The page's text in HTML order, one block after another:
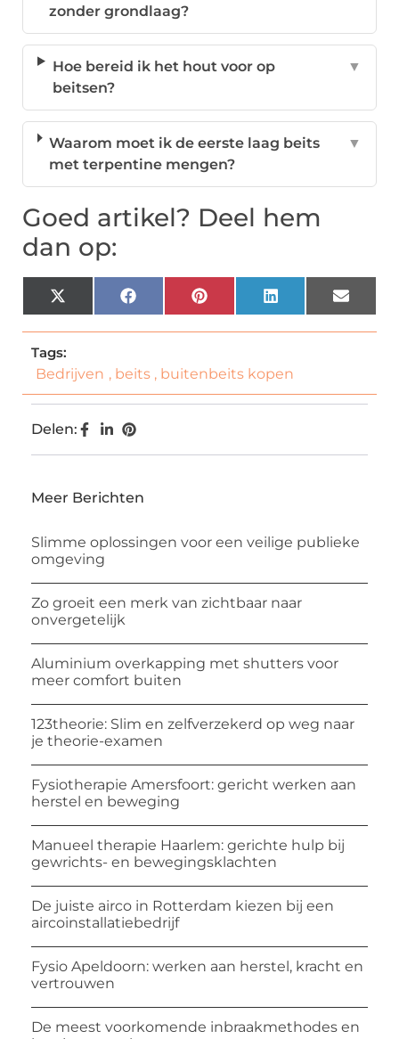
zonder grondlaag?
Hoe bereid ik het hout voor op
beitsen?
▼
Waarom moet ik de eerste laag beits
met terpentine mengen?
▼
Goed artikel? Deel hem
dan op:
X
(Twitter)
FacebookPinterestLinkedIn Email
Tags:
Bedrijven , beits , buitenbeits kopen
Delen:
Meer Berichten
Slimme oplossingen voor een veilige publieke
omgeving
Zo groeit een merk van zichtbaar naar
onvergetelijk
Aluminium overkapping met shutters voor
meer comfort buiten
123theorie: Slim en zelfverzekerd op weg naar
je theorie-examen
Fysiotherapie Amersfoort: gericht werken aan
herstel en beweging
Manueel therapie Haarlem: gerichte hulp bij
gewrichts- en bewegingsklachten
De juiste airco in Rotterdam kiezen bij een
aircoinstallatiebedrijf
Fysio Apeldoorn: werken aan herstel, kracht en
vertrouwen
De meest voorkomende inbraakmethodes en